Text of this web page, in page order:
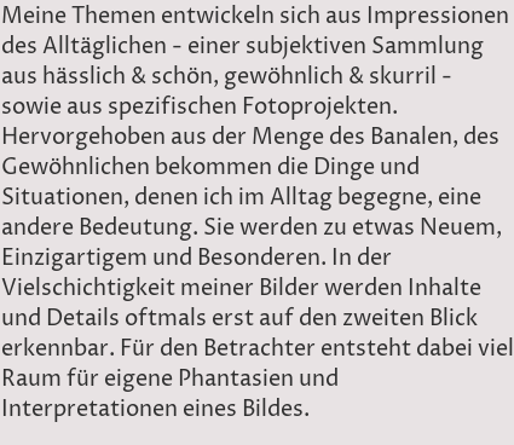
Meine Themen entwickeln sich aus Impressionen
des Alltäglichen - einer subjektiven Sammlung
aus hässlich & schön, gewöhnlich & skurril -
sowie aus spezifischen Fotoprojekten.
Hervorgehoben aus der Menge des Banalen, des
Gewöhnlichen bekommen die Dinge und
Situationen, denen ich im Alltag begegne, eine
andere Bedeutung. Sie werden zu etwas Neuem,
Einzigartigem und Besonderen. In der
Vielschichtigkeit meiner Bilder werden Inhalte
und Details oftmals erst auf den zweiten Blick
erkennbar. Für den Betrachter entsteht dabei viel
Raum für eigene Phantasien und
Interpretationen eines Bildes.